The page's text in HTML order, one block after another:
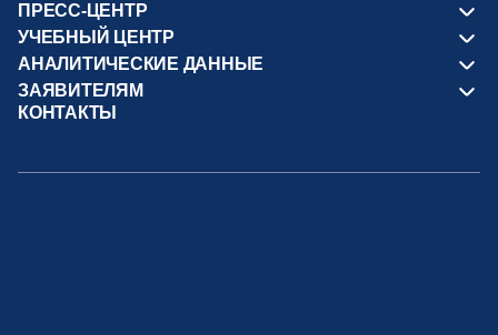
ПРЕСС-ЦЕНТР
УЧЕБНЫЙ ЦЕНТР
АНАЛИТИЧЕСКИЕ ДАННЫЕ
ЗАЯВИТЕЛЯМ
КОНТАКТЫ